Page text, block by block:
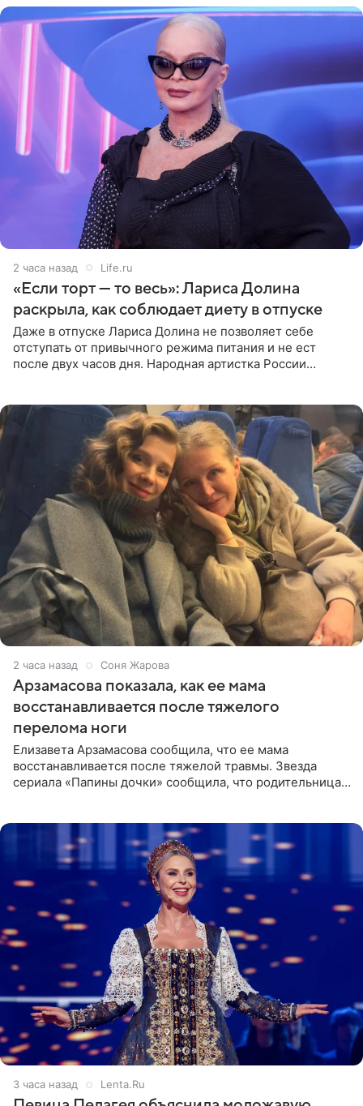
2 часа назад Life.ru
«Если торт — то весь»: Лариса Долина
раскрыла, как соблюдает диету в отпуске
Даже в отпуске Лариса Долина не позволяет себе
отступать от привычного режима питания и не ест
после двух часов дня. Народная артистка России
2 часа назад Соня Жарова
Арзамасова показала, как ее мама
восстанавливается после тяжелого
перелома ноги
Елизавета Арзамасова сообщила, что ее мама
восстанавливается после тяжелой травмы. Звезда
сериала «Папины дочки» сообщила, что родительница
3 часа назад Lenta.Ru